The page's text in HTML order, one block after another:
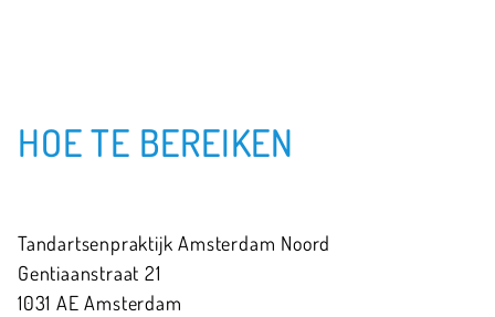
HOE TE BEREIKEN
Tandartsenpraktijk Amsterdam Noord
Gentiaanstraat21
1031 AE Amsterdam